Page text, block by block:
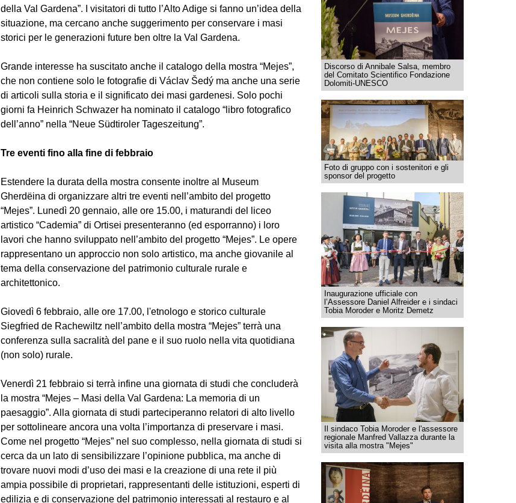
della Val Gardena”. I visitatori di tutto l’Alto Adige si fanno un’idea della
situazione, ma cercano anche suggerimento per conservare i masi
storici per le generazioni future ben oltre la Val Gardena.
Grande interesse ha suscitato anche il catalogo della mostra “Mejes”,
che non contiene solo le fotografie di Václav Šedý ma anche una serie
di articoli sulla storia e il significato dei masi gardenesi. Solo pochi
giorni fa Heinrich Schwazer ha nominato il catalogo “libro fotografico
dell’anno” nella “Neue Südtiroler Tageszeitung”.
Tre eventi fino alla fine di febbraio
Estendere la durata della mostra consente inoltre al Museum
Gherdëina di organizzare altri tre eventi nell’ambito del progetto
“Mejes”. Lunedì 20 gennaio, alle ore 15.00, i maturandi del liceo
artistico “Cademia” di Ortisei presenteranno (ed esporranno) i loro
lavori che hanno sviluppato nell’ambito del progetto “Mejes”. Le opere
rappresentano un approccio non solo artistico, ma anche giovanile al
tema della conservazione del patrimonio culturale rurale e
architettonico.
Giovedì 6 febbraio, alle ore 17.00, l'etnologo e storico culturale
Siegfried de Rachewiltz nell’ambito della mostra “Mejes” terrà una
conferenza sulla sacralità del pane e il suo ruolo nella vita quotidiana
(non solo) rurale.
Venerdì 21 febbraio si terrà infine una giornata di studi che concluderà
la mostra “Mejes – Masi della Val Gardena: La memoria di un
paesaggio”. Alla giornata di studi parteciperanno relatori di alto livello
per sottolineare ancora una volta l’importanza di preservare i masi.
Come nel progetto “Mejes” nel suo complesso, nella giornata di studi si
cerca da un lato di sensibilizzare l’opinione pubblica, ma anche di
trovare nuovi modi d’uso dei masi e la creazione di una rete il più
ampia possibile di proprietari, rappresentanti delle istituzioni, esperti di
edilizia e di conservazione del patrimonio interessati al restauro e al
Discorso di Annibale Salsa, membro
del Comitato Scientifico Fondazione
Dolomiti-UNESCO
Foto di gruppo con i sostenitori e gli
sponsor del progetto
Inaugurazione ufficiale con
l’Assessore Daniel Alfreider e i sindaci
Tobia Moroder e Moritz Demetz
Il sindaco Tobia Moroder e l'assessore
regionale Manfred Vallazza durante la
visita alla mostra "Mejes"